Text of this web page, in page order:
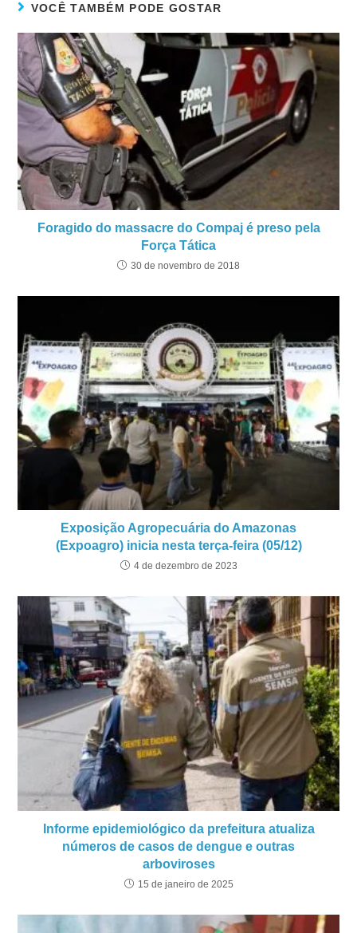
VOCÊ TAMBÉM PODE GOSTAR
Foragido do massacre do Compaj é preso pela
Força Tática
30 de novembro de 2018
Exposição Agropecuária do Amazonas
(Expoagro) inicia nesta terça-feira (05/12)
4 de dezembro de 2023
Informe epidemiológico da prefeitura atualiza
números de casos de dengue e outras
arboviroses
15 de janeiro de 2025